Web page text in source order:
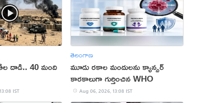
దాడి.. 40 మంది
IST
తెలంగాణ
మూడు రకాల మందులను క్యాన్సర్
కారకాలుగా గుర్తించిన WHO
Aug 06, 2026, 13:08 IST